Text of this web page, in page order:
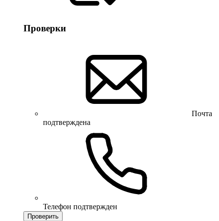
Проверки
Почта
подтверждена
Телефон подтвержден
Проверить